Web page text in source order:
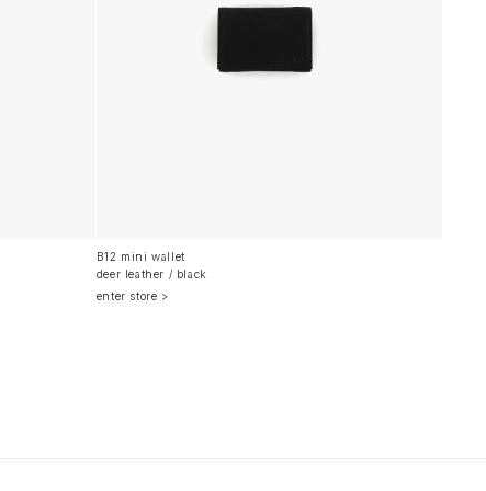
B12 mini wallet
deer leather / black
enter store >